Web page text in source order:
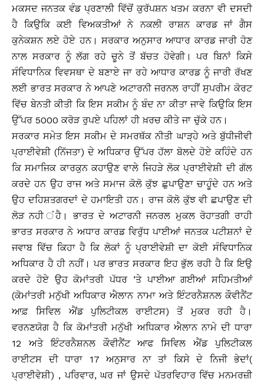
ਮਕਸਦ ਜਨਤਕ ਵੰਡ ਪ੍ਰਣਾਲੀ ਵਿੱਚੋਂ ਕੁਰੱਪਸ਼ਨ ਖਤਮ ਕਰਨਾ ਵੀ ਦਸਦੀ
ਹੈ ਕਿਉਕਿ ਕਈ ਵਿਅਕਤੀਆਂ ਨੇ ਨਕਲੀ ਰਾਸ਼ਨ ਕਾਰਡ ਜਾਂ ਗੈਸ
ਕੁਨੇਕਸ਼ਨ ਲਏ ਹੋਏ ਹਨ। ਸਰਕਾਰ ਅਨੁਸਾਰ ਆਧਾਰ ਕਾਰਡ ਜਾਰੀ ਹੋਣ
ਨਾਲ ਸਰਕਾਰ ਨੂੰ ਲੱਗ ਰਹੇ ਚੂਨੇ ਤੋਂ ਬੱਚਤ ਹੋਵੇਗੀ। ਪਰ ਬਿਨਾਂ ਕਿਸੇ
ਸੰਵਿਧਾਨਿਕ ਵਿਵਸਥਾ ਦੇ ਬਣਾਏ ਜਾ ਰਹੇ ਆਧਾਰ ਕਾਰਡ ਨੂੰ ਜਾਰੀ ਰੱਖਣ
ਲਈ ਭਾਰਤ ਸਰਕਾਰ ਨੇ ਆਪਣੇ ਅਟਾਰਨੀ ਜਰਨਲ ਰਾਹੀਂ ਸੁਪਰੀਮ ਕੋਰਟ
ਵਿੱਚ ਬੇਨਤੀ ਕੀਤੀ ਕਿ ਇਸ ਸਕੀਮ ਨੂੰ ਬੰਦ ਨਾ ਕੀਤਾ ਜਾਵੇ ਕਿਉਕਿ ਇਸ
ਉੱਪਰ 5000 ਕਰੋੜ ਰੁਪਏ ਪਹਿਲਾਂ ਹੀ ਖ਼ਰਚ ਕੀਤੇ ਜਾ ਚੁੱਕੇ ਹਨ।
ਸਰਕਾਰ ਸਮੇਤ ਇਸ ਸਕੀਮ ਦੇ ਸਮਰਥੱਕ ਨੀਤੀ ਘਾੜ੍ਹੇ ਅਤੇ ਬੁੱਧੀਜੀਵੀ
ਪ੍ਰਾਈਵੇਸ਼ੀ (ਨਿੱਜਤਾ) ਦੇ ਅਧਿਕਾਰ ਉੱਪਰ ਹੱਲਾ ਬੋਲਦੇ ਹੋਏ ਕਹਿੰਦੇ ਹਨ
ਕਿ ਸਮਾਜਿਕ ਕਾਰਕੁਨ ਕਹਾਉਣ ਵਾਲੇ ਜਿਹੜੇ ਲੋਕ ਪ੍ਰਾਈਵੇਸ਼ੀ ਦੀ ਗੱਲ
ਕਰਦੇ ਹਨ ਉਹ ਰਾਜ ਅਤੇ ਸਮਾਜ ਕੋਲੋ ਕੁੱਝ ਛੁਪਾਉਣਾ ਚਾਹੂੰਦੇ ਹਨ ਅਤੇ
ਉਹ ਦਹਿਸ਼ਤਗਰਦਾਂ ਦੇ ਹਮਾਇਤੀ ਹਨ। ਰਾਜ ਕੋਲੋ ਕੁੱਝ ਵੀ ਛਪਾਉਣ ਦੀ
ਲੋੜ ਨਹੀ ਂਹੈ। ਭਾਰਤ ਦੇ ਅਟਾਰਨੀ ਜਨਰਲ ਮੁਕਲ ਰੋਹਾਤਗੀ ਰਾਹੀ
ਭਾਰਤ ਸਰਕਾਰ ਨੇ ਅਧਾਰ ਕਾਰਡ ਵਿਰੁੱਧ ਪਾਈਆਂ ਜਨਤਕ ਪਟੀਸ਼ਨਾਂ ਦੇ
ਜਵਾਬ ਵਿੱਚ ਕਿਹਾ ਹੈ ਕਿ ਲੋਕਾਂ ਨੂੰ ਪ੍ਰਾਈਵੇਸ਼ੀ ਦਾ ਕੋਈ ਸੰਵਿਧਾਨਿਕ
ਅਧਿਕਾਰ ਹੈ ਹੀ ਨਹੀਂ। ਪਰ ਭਾਰਤ ਸਰਕਾਰ ਇਹ ਭੁੱਲ ਰਹੀ ਹੈ ਕਿ ਇਉ
ਕਰਦੇ ਹੋਏ ਉਹ ਕੋਮਾਂਤਰੀ ਪੱਧਰ ’ਤੇ ਪਾਈਆ ਗਈਆਂ ਸਹਿਮਤੀਆਂ
(ਕੋਮਾਂਤਰੀ ਮਨੁੱਖੀ ਅਧਿਕਾਰ ਐਲਾਨ ਨਾਮਾ ਅਤੇ ਇੰਟਰਨੈਸ਼ਨਲ ਕੌਵੀਨੈਂਟ
ਆਫ਼ ਸਿਵਿਲ ਐਂਡ ਪੁਲਿਟੀਕਲ ਰਾਈਟਸ) ਤੋਂ ਮੁਕਰ ਰਹੀ ਹੈ।
ਵਰਨਣਯੋਗ ਹੈ ਕਿ ਕੋਮਾਂਤਰੀ ਮਨੁੱਖੀ ਅਧਿਕਾਰ ਐਲਾਨ ਨਾਮੇ ਦੀ ਧਾਰਾ
12 ਅਤੇ ਇੰਟਰਨੈਸ਼ਨਲ ਕੌਵੀਨੈਂਟ ਆਫ ਸਿਵਿਲ ਐਂਡ ਪੁਲਿਟੀਕਲ
ਰਾਈਟਸ ਦੀ ਧਾਰਾ 17 ਅਨੁਸਾਰ ਨਾ ਤਾਂ ਕਿਸੇ ਦੇ ਨਿਜੀ ਭੇਦਾਂ(
ਪ੍ਰਾਈਵੇਸ਼ੀ) , ਪਰਿਵਾਰ, ਘਰ ਜਾਂ ਉਸਦੇ ਪੱਤਰਵਿਹਾਰ ਵਿੱਚ ਮਨਮਰਜ਼ੀ